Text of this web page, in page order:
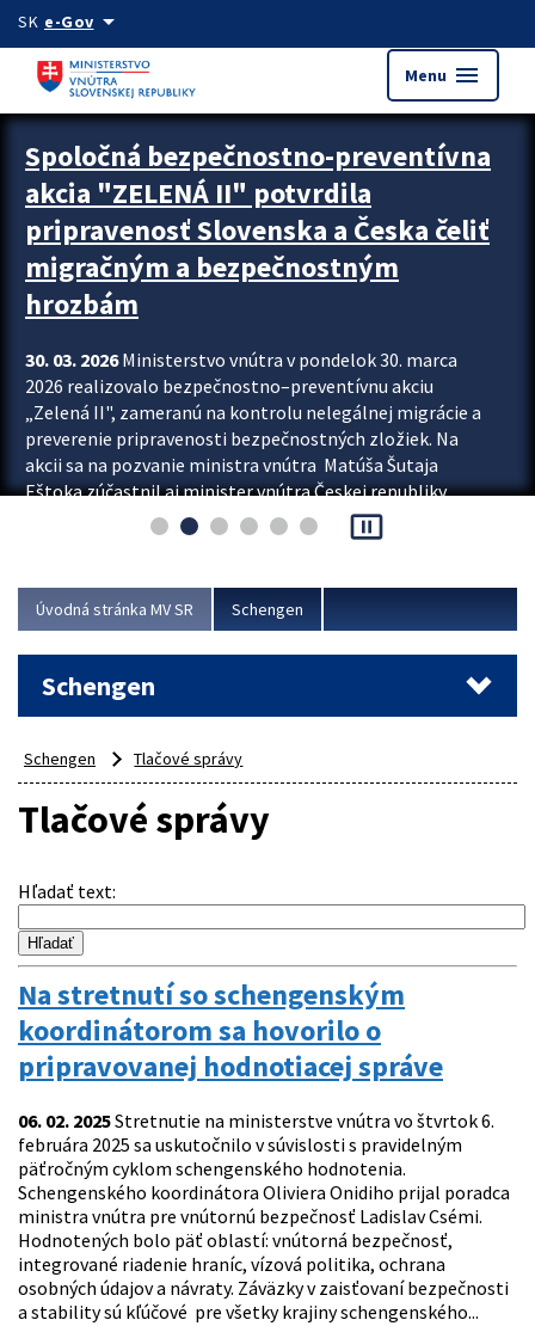
Preskocit na hlavný obsah
SK e-Govarrow_drop_down
Menu menu
Zastavit automatický posun upútavok
Spoločná bezpečnostno-preventívna
akcia "ZELENÁ II" potvrdila
pripravenosť Slovenska a Česka čeliť
migračným a bezpečnostným
hrozbám
30. 03. 2026Ministerstvo vnútra v pondelok 30. marca
2026 realizovalo bezpečnostno–preventívnu akciu
„Zelená II", zameranú na kontrolu nelegálnej migrácie a
preverenie pripravenosti bezpečnostných zložiek. Na
akcii sa na pozvanie ministra vnútra Matúša Šutaja
Eštoka zúčastnil aj minister vnútra Českej republiky
Lubomír Metnar, spolu s ďalšími zahraničnými partnermi.
Cieľom akcie bolo posilniť kontrolné mechanizmy,
demonštrovať pripravenosť Slovenska na možné...
pause_presentation
Úvodná stránka MV SR Schengen
Schengen
Schengen Tlačové správy
Tlačové správy
Hľadať text:
Na stretnutí so schengenským
koordinátorom sa hovorilo o
pripravovanej hodnotiacej správe
06. 02. 2025Stretnutie na ministerstve vnútra vo štvrtok 6.
februára 2025 sa uskutočnilo v súvislosti s pravidelným
päťročným cyklom schengenského hodnotenia.
Schengenského koordinátora Oliviera Onidiho prijal poradca
ministra vnútra pre vnútornú bezpečnosť Ladislav Csémi.
Hodnotených bolo päť oblastí: vnútorná bezpečnosť,
integrované riadenie hraníc, vízová politika, ochrana
osobných údajov a návraty. Záväzky v zaisťovaní bezpečnosti
a stability sú kľúčové pre všetky krajiny schengenského...